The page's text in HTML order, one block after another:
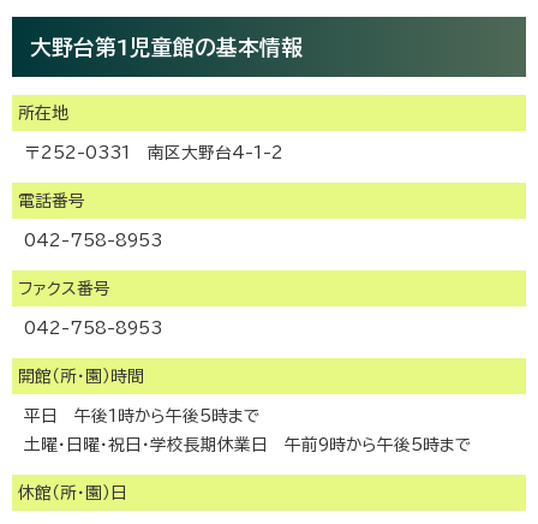
大野台第1児童館の基本情報
所在地
〒252-0331 南区大野台4-1-2
電話番号
042-758-8953
ファクス番号
042-758-8953
開館（所・園）時間
平日 午後1時から午後5時まで
土曜・日曜・祝日・学校長期休業日 午前9時から午後5時まで
休館（所・園）日